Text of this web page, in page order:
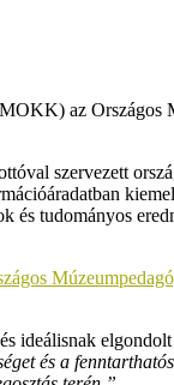
az Országos
szervezett
tudományos
ideálisnak
és a